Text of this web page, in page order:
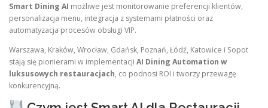
Smart Dining AI możliwe jest monitorowanie preferencji klientów,
personalizacja menu, integracja z systemami płatności oraz
automatyzacja procesów obsługi VIP.
Warszawa, Kraków, Wrocław, Gdańsk, Poznań, Łódź, Katowice i Sopot
stają się pionierami w implementacji AI Dining Automation w
luksusowych restauracjach, co podnosi ROI i tworzy przewagę
konkurencyjną.